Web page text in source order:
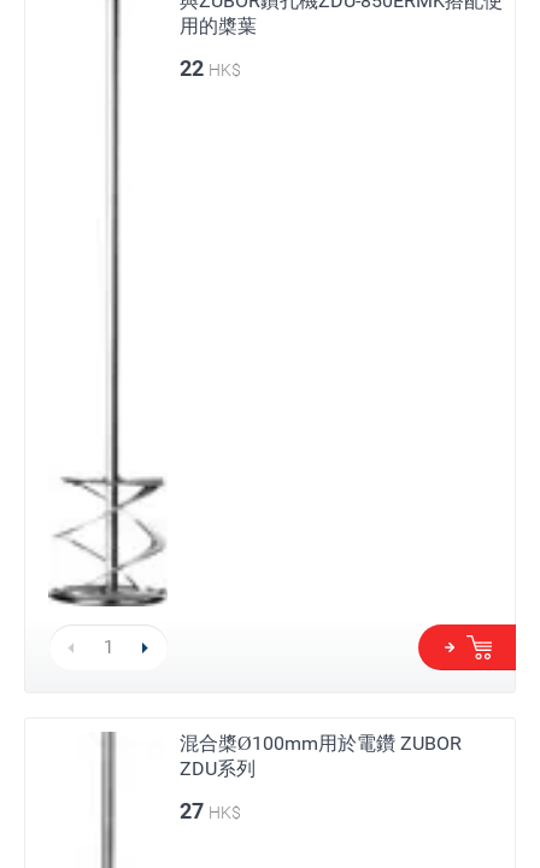
用的槳葉
22 HK$
混合槳Ø100mm用於電鑽 ZUBOR
ZDU系列
27 HK$